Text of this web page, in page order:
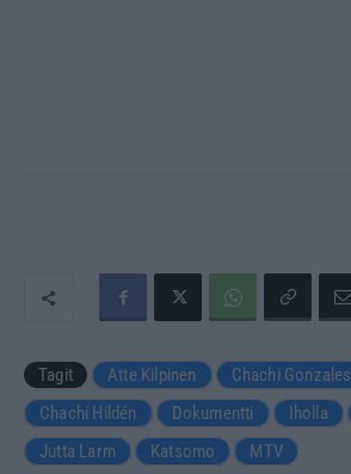
Tagit Atte Kilpinen Chachi Gonzales
Chachi Hildén
Dokumentti Iholla
Jutta Larm
Katsomo MTV